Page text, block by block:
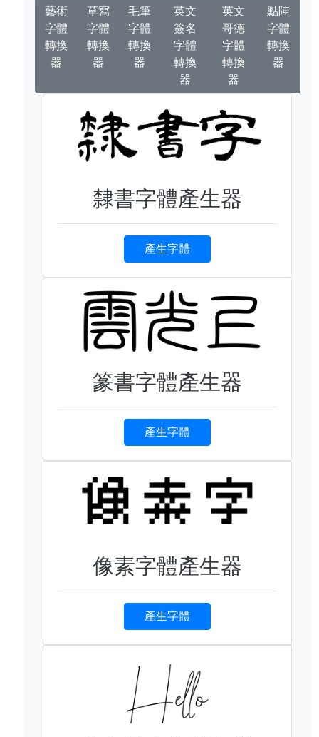
藝術
字體
轉換
器
草寫
字體
轉換
器
毛筆
字體
轉換
器
英文
簽名
字體
轉換
器
英文
哥德
字體
轉換
器
點陣
字體
轉換
器
隸書字體產生器
產生字體
篆書字體產生器
產生字體
像素字體產生器
產生字體